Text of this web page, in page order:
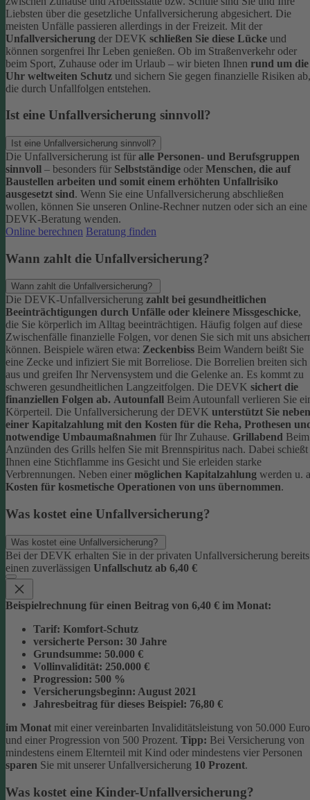
Liebsten über die gesetzliche Unfallversicherung abgesichert. Die
meisten Unfälle passieren allerdings in der Freizeit. Mit der
Unfallversicherung der DEVK schließen Sie diese Lücke und
können sorgenfrei Ihr Leben genießen. Ob im Straßenverkehr oder
beim Sport, Zuhause oder im Urlaub – wir bieten Ihnen rund um die
Uhr weltweiten Schutz und sichern Sie gegen finanzielle Risiken ab,
die durch Unfallfolgen entstehen.
Ist eine Unfallversicherung sinnvoll?
Ist eine Unfallversicherung sinnvoll?
Die Unfallversicherung ist für alle Personen- und Berufsgruppen
sinnvoll – besonders für Selbstständige oder Menschen, die auf
Baustellen arbeiten und somit einem erhöhten Unfallrisiko
ausgesetzt sind. Wenn Sie eine Unfallversicherung abschließen
wollen, können Sie unseren Online-Rechner nutzen oder sich an eine
DEVK-Beratung wenden.
Online berechnen Beratung finden
Wann zahlt die Unfallversicherung?
Wann zahlt die Unfallversicherung?
Die DEVK-Unfallversicherung zahlt bei gesundheitlichen
Beeinträchtigungen durch Unfälle oder kleinere Missgeschicke,
die Sie körperlich im Alltag beeinträchtigen. Häufig folgen auf diese
Zwischenfälle finanzielle Folgen, vor denen Sie sich mit uns
können. Beispiele wären etwa: Zeckenbiss Beim Wandern beißt Sie
eine Zecke und infiziert Sie mit Borreliose. Die Borrelien breiten sich
aus und greifen Ihr Nervensystem und die Gelenke an. Es kommt zu
schweren gesundheitlichen Langzeitfolgen. Die DEVK sichert die
finanziellen Folgen ab. Autounfall Beim Autounfall verlieren Sie
Körperteil. Die Unfallversicherung der DEVK unterstützt Sie neben
einer Kapitalzahlung mit den Kosten für die Reha, Prothesen
notwendige Umbaumaßnahmen für Ihr Zuhause. Grillabend Beim
Anzünden des Grills helfen Sie mit Brennspiritus nach. Dabei schießt
Ihnen eine Stichflamme ins Gesicht und Sie erleiden starke
Verbrennungen. Neben einer möglichen Kapitalzahlung werden u.
Kosten für kosmetische Operationen von uns übernommen.
Was kostet eine Unfallversicherung?
Was kostet eine Unfallversicherung?
Bei der DEVK erhalten Sie in der privaten Unfallversicherung bereits
einen zuverlässigen Unfallschutz ab 6,40 €
Beispielrechnung für einen Beitrag von 6,40 € im Monat:
Tarif: Komfort-Schutz
versicherte Person: 30 Jahre
Grundsumme: 50.000 €
Vollinvalidität: 250.000 €
Progression: 500 %
Versicherungsbeginn: August 2021
Jahresbeitrag für dieses Beispiel: 76,80 €
im Monat mit einer vereinbarten Invaliditätsleistung von 50.000 Euro
und einer Progression von 500 Prozent. Tipp: Bei Versicherung von
mindestens einem Elternteil mit Kind oder mindestens vier Personen
sparen Sie mit unserer Unfallversicherung 10 Prozent.
Was kostet eine Kinder-Unfallversicherung?